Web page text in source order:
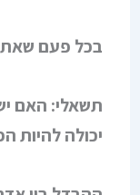
בכל פעם
תשאלי: האם
יכולה להיות